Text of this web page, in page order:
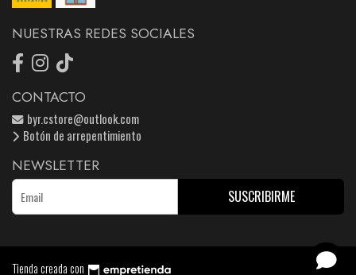
NUESTRAS REDES SOCIALES
CONTACTO
byr.cstore@outlook.com
Botón de arrepentimiento
NEWSLETTER
SUSCRIBIRME
Tienda creada con